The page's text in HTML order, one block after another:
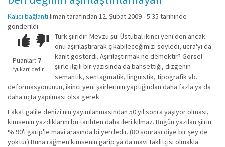
Kalıcı bağlantı liman tarafından 12. Şubat 2009 - 5:35 tarihinde
gönderildi
Çok iyi!O
kadar
iyi
değil!
Puanlar: 7
‘yukarı’ dedin
Türk şiiridir. Mevzu şu: Üstübal ikinci yeni'den ancak
onu aşırılaştırarak çıkabileceğimizi söyledi, ücra'yı da
kanıt gösterdi. Aşırılaştırmak ne demektir? Görsel
şiirle ilgili bir yazısında da bahsettiği, dizgenin
semantik, sentagmatik, linguistik, tipografik vb.
deformasyonunun, ikinci yeni şairlerinin yaptığından daha fazla ya da
daha uçta yapılması olsa gerek.
Fakat galile denizi'nin yayımlanmasından 50 yıl sonra yaşıyor olması,
kimsenin yazdıklarını bu tarihten daha ileri kılmaz. Bugün yazılan şiirin
% 90'ı garip'le mavi arasında bi yerdedir. (80 sonrası diye bir şey de
yoktur) Buna rağmen kimsenin garip ya da mavi taklitçisi olmakla